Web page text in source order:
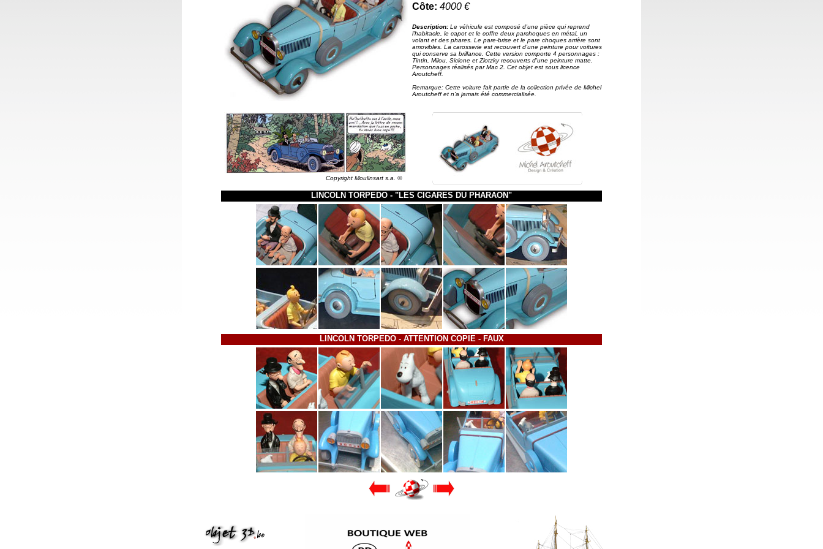
Côte: 4000 €
Description: Le véhicule est composé d'une pièce qui reprend
l'habitacle, le capot et le coffre deux parchoques en métal, un
volant et des phares. Le pare-brise et le pare choques arrière sont
amovibles. La carosserie est recouvert d'une peinture pour voitures
qui conserve sa brillance. Cette version comporte 4 personnages :
Tintin, Milou, Siclone et Zlotzky recouverts d'une peinture matte.
Personnages réalisés par Mac 2. Cet objet est sous licence
Aroutcheff.
Remarque: Cette voiture fait partie de la collection privée de Michel
Aroutcheff et n'a jamais été commercialisée.
Copyright Moulinsart s.a. ©
LINCOLN TORPEDO - "LES CIGARES DU PHARAON"
LINCOLN TORPEDO - ATTENTION COPIE - FAUX